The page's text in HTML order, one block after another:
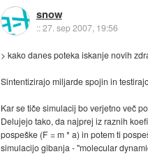
snow
::27. sep 2007, 19:56
> kako danes poteka iskanje novih
Sintentizirajo miljarde spojin in
Kar se tiče simulacij bo verjetno več
Delujejo tako, da najprej iz raznih
pospeške (F = m * a) in potem ti
simulacijo gibanja - "molecular